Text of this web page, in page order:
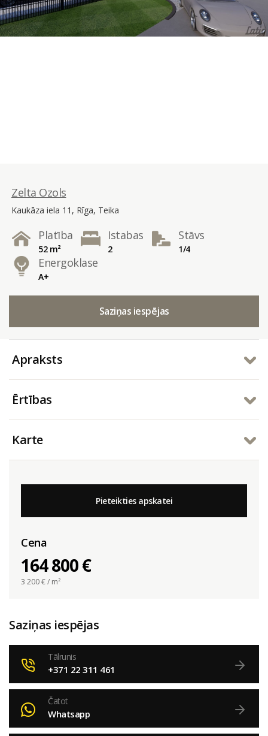
Zelta Ozols
Kaukāza iela 11, Rīga, Teika
Platība
52 m²
Istabas
2
Stāvs
1/4
Energoklase
A+
Saziņas iespējas
Apraksts
Ērtības
Karte
Pieteikties apskatei
Cena
164 800 €
3 200€ / m²
Saziņas iespējas
Tālrunis
+371 22 311 461
Čatot
Whatsapp